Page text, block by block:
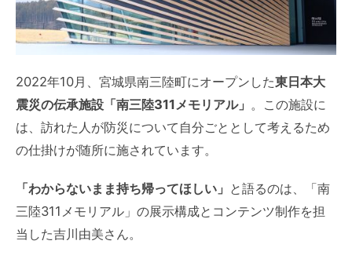
2022年10月、宮城県南三陸町にオープンした東日本大
震災の伝承施設「南三陸311メモリアル」 。この施設に
は、訪れた人が防災について自分ごととして考えるため
の仕掛けが随所に施されています。
「わからないまま持ち帰ってほしい」 と語るのは、「南
三陸311メモリアル」の展示構成とコンテンツ制作を担
当した吉川由美さん。